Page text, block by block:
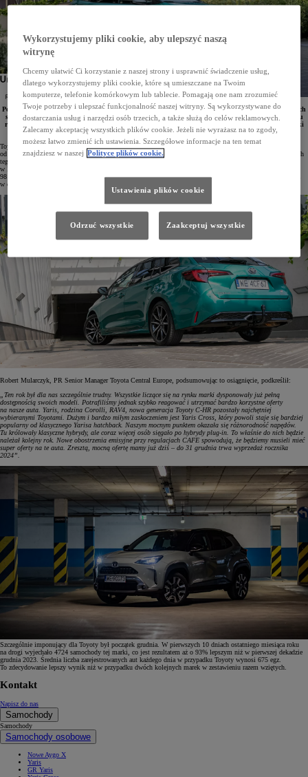
Polski Związek Przemysłu Motoryzacyjnego przygotował i udostępnił dane na temat rejestracji nowych
samochodów od 1 stycznia do 10 grudnia 2024 roku. Wynika z nic, że klienci zarejestrowali w ciągu
roku 104 156 nowych samochodów osobowych i dostawczych Toyoty. Jest to rekordowy wynik marki
na polskim rynku.
Toyota od 5 lat jest liderem sprzedaży nowych aut w Polsce. W 2024 roku marka pobiła kolejny rekord –
od 1 stycznia do 10 grudnia klienci zarejestrowali już łącznie 104 156 samochodów osobowych i dostawczych
tego japońskiego producenta. To pierwsze sześciocyfrowe osiągnięcie Toyoty od rozpoczęcia działalności
w Polsce! Jest to też zdecydowanie lepszy wynik niż w 2023 roku. Wówczas to klienci odebrali z salonów
98 021 aut. Nawet bez ostatnich 21 dni roku kalendarzowego Toyota osiągnęła wynik o ponad 6% lepszy niż
w całym 2023 roku.
Robert Mularczyk, PR Senior Manager Toyota Central Europe, podsumowując to osiągnięcie, podkreślił:
„Ten rok był dla nas szczególnie trudny. Wszystkie liczące się na rynku marki dysponowały już pełną
dostępnością swoich modeli. Potrafiliśmy jednak szybko reagować i utrzymać bardzo korzystne oferty
na nasze auta. Yaris, rodzina Corolli, RAV4, nowa generacja Toyoty C-HR pozostały najchętniej
wybieranymi Toyotami. Dużym i bardzo miłym zaskoczeniem jest Yaris Cross, który powoli staje się bardziej
popularny od klasycznego Yarisa hatchback. Naszym mocnym punktem okazała się różnorodność napędów.
Tu królowały klasyczne hybrydy, ale coraz więcej osób sięgało po hybrydy plug-in. To właśnie do nich będzie
należał kolejny rok. Nowe obostrzenia emisyjne przy regulacjach CAFE spowodują, że będziemy musieli mieć
super oferty na te auta. Zresztą, mocną ofertę mamy już dziś – do 31 grudnia trwa wyprzedaż rocznika
2024”.
Szczególnie imponujący dla Toyoty był początek grudnia. W pierwszych 10 dniach ostatniego miesiąca roku
na drogi wyjechało 4724 samochody tej marki, co jest rezultatem aż o 93% lepszym niż w pierwszej dekadzie
grudnia 2023. Średnia liczba zarejestrowanych aut każdego dnia w przypadku Toyoty wynosi 675 egz.
To zdecydowanie lepszy wynik niż w przypadku dwóch kolejnych marek w zestawieniu razem wziętych.
Kontakt
Napisz do nas
Samochody
Samochody
Samochody osobowe
Nowe Aygo X
Yaris
GR Yaris
Wykorzystujemy pliki cookie, aby ulepszyć naszą
witrynę
Chcemy ułatwić Ci korzystanie z naszej strony i usprawnić świadczenie usług,
dlatego wykorzystujemy pliki cookie, które są umieszczane na Twoim
komputerze, telefonie komórkowym lub tablecie. Pomagają one nam zrozumieć
Twoje potrzeby i ulepszać funkcjonalność naszej witryny. Są wykorzystywane do
dostarczania usług i narzędzi osób trzecich, a także służą do celów reklamowych.
Zalecamy akceptację wszystkich plików cookie. Jeżeli nie wyrażasz na to zgody,
możesz łatwo zmienić ich ustawienia. Szczegółowe informacje na ten temat
znajdziesz w naszej Polityce plików cookie.
Ustawienia plików cookie
Odrzuć wszystkie Zaakceptuj wszystkie